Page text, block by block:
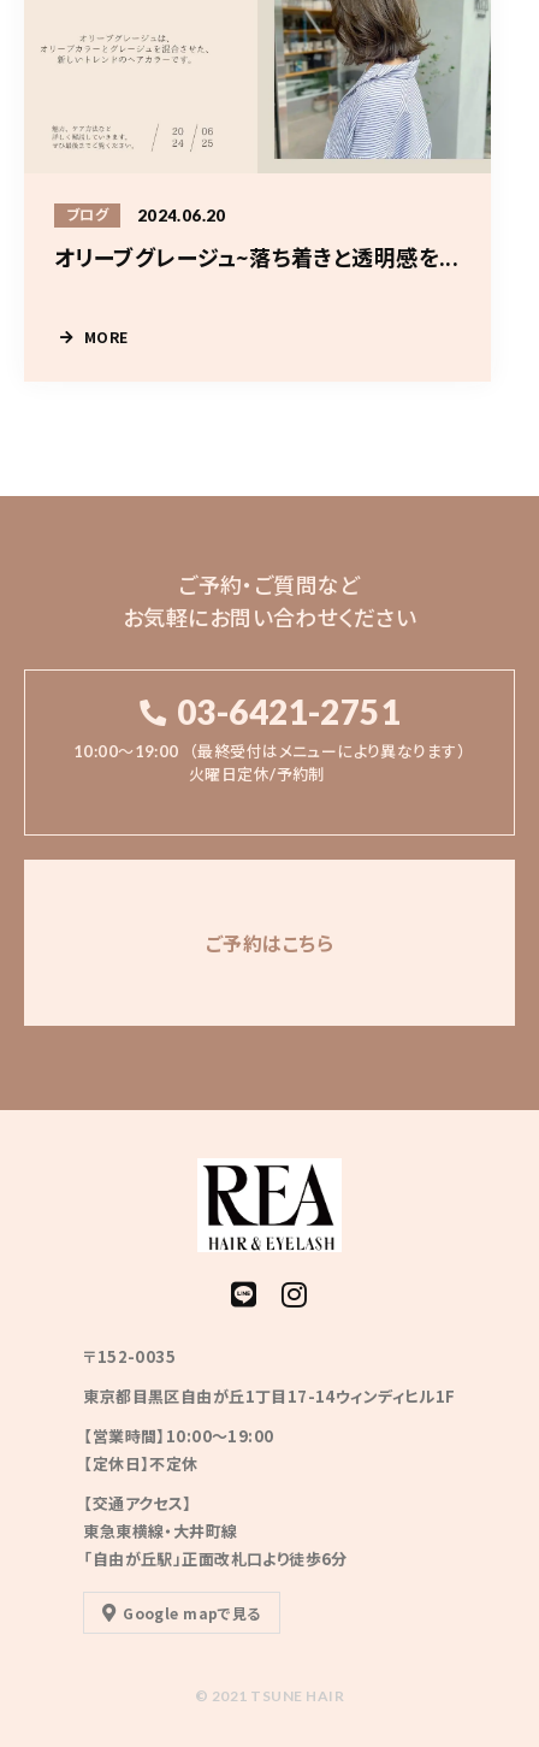
ブログ 2024.06.20
オリーブグレージュ~落ち着きと透明感を...
MORE
ご予約・ご質問など
お気軽にお問い合わせください
03-6421-2751
10:00〜19:00
（最終受付はメニューにより異なります）
火曜日定休/予約制
ご予約はこちら
〒152-0035
東京都目黒区自由が丘1丁目17-14ウィンディヒル1F
【営業時間】10:00〜19:00
【定休日】不定休
【交通アクセス】
東急東横線・大井町線
「自由が丘駅」正面改札口より徒歩6分
Google mapで見る
© 2021 TSUNE HAIR